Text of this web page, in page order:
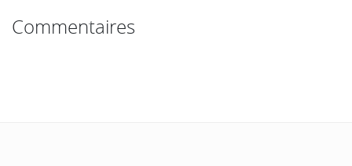
Commentaires